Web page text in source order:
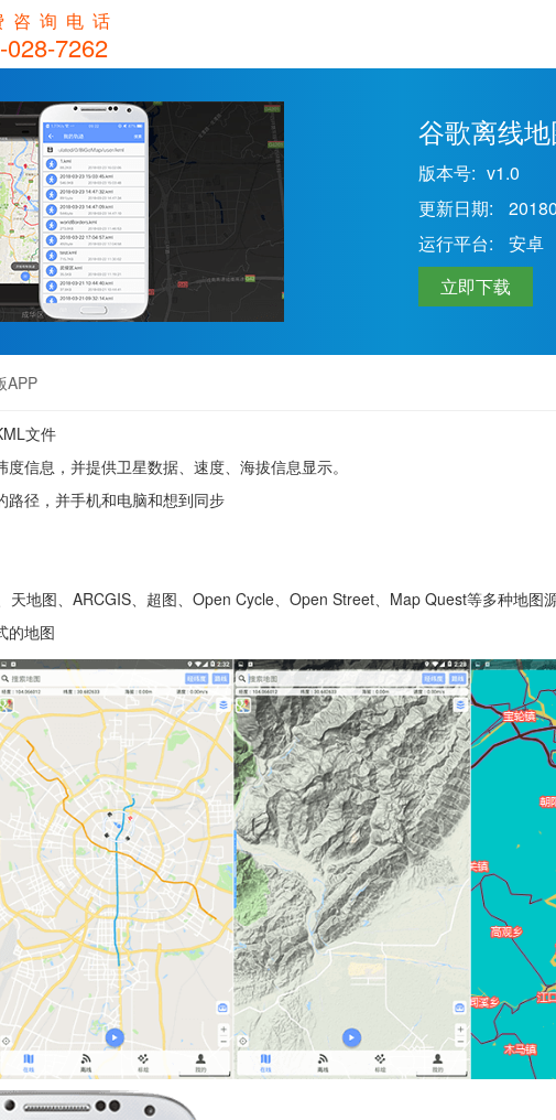
咨询电话
028-7262
谷歌离线
版本号: v1.0
更新日期:
运行平台:
安卓
立即下载
APP
文件
信息，并提供卫星数据、速度、海拔信息显示。
径，并手机和电脑和想到同步
天地图、ARCGIS、超图、Open Cycle、Open Street、Map Quest等多种地图
的地图